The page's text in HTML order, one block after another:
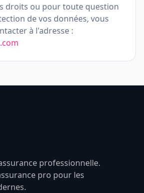
droits ou pour toute question
de vos données, vous
à l'adresse :
professionnelle.
pro pour les